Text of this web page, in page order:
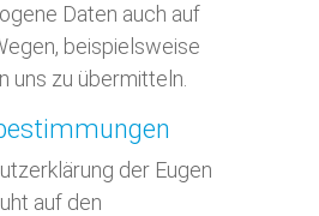
Daten auch auf
beispielsweise
uns zu übermitteln.
der Eugen
auf den